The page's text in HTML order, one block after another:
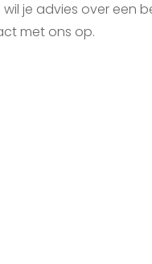
je advies over een
met ons op.